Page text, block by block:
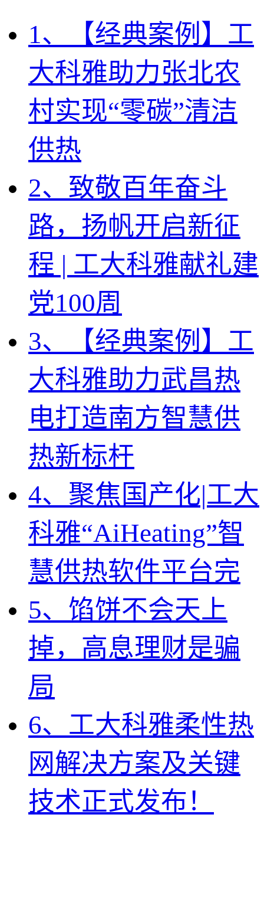
1、【经典案例】工
大科雅助力张北农
村实现“零碳”清洁
供热
2、致敬百年奋斗
路，扬帆开启新征
程 | 工大科雅献礼建
党100周
3、【经典案例】工
大科雅助力武昌热
电打造南方智慧供
热新标杆
4、聚焦国产化|工大
科雅“AiHeating”智
慧供热软件平台完
5、馅饼不会天上
掉，高息理财是骗
局
6、工大科雅柔性热
网解决方案及关键
技术正式发布！